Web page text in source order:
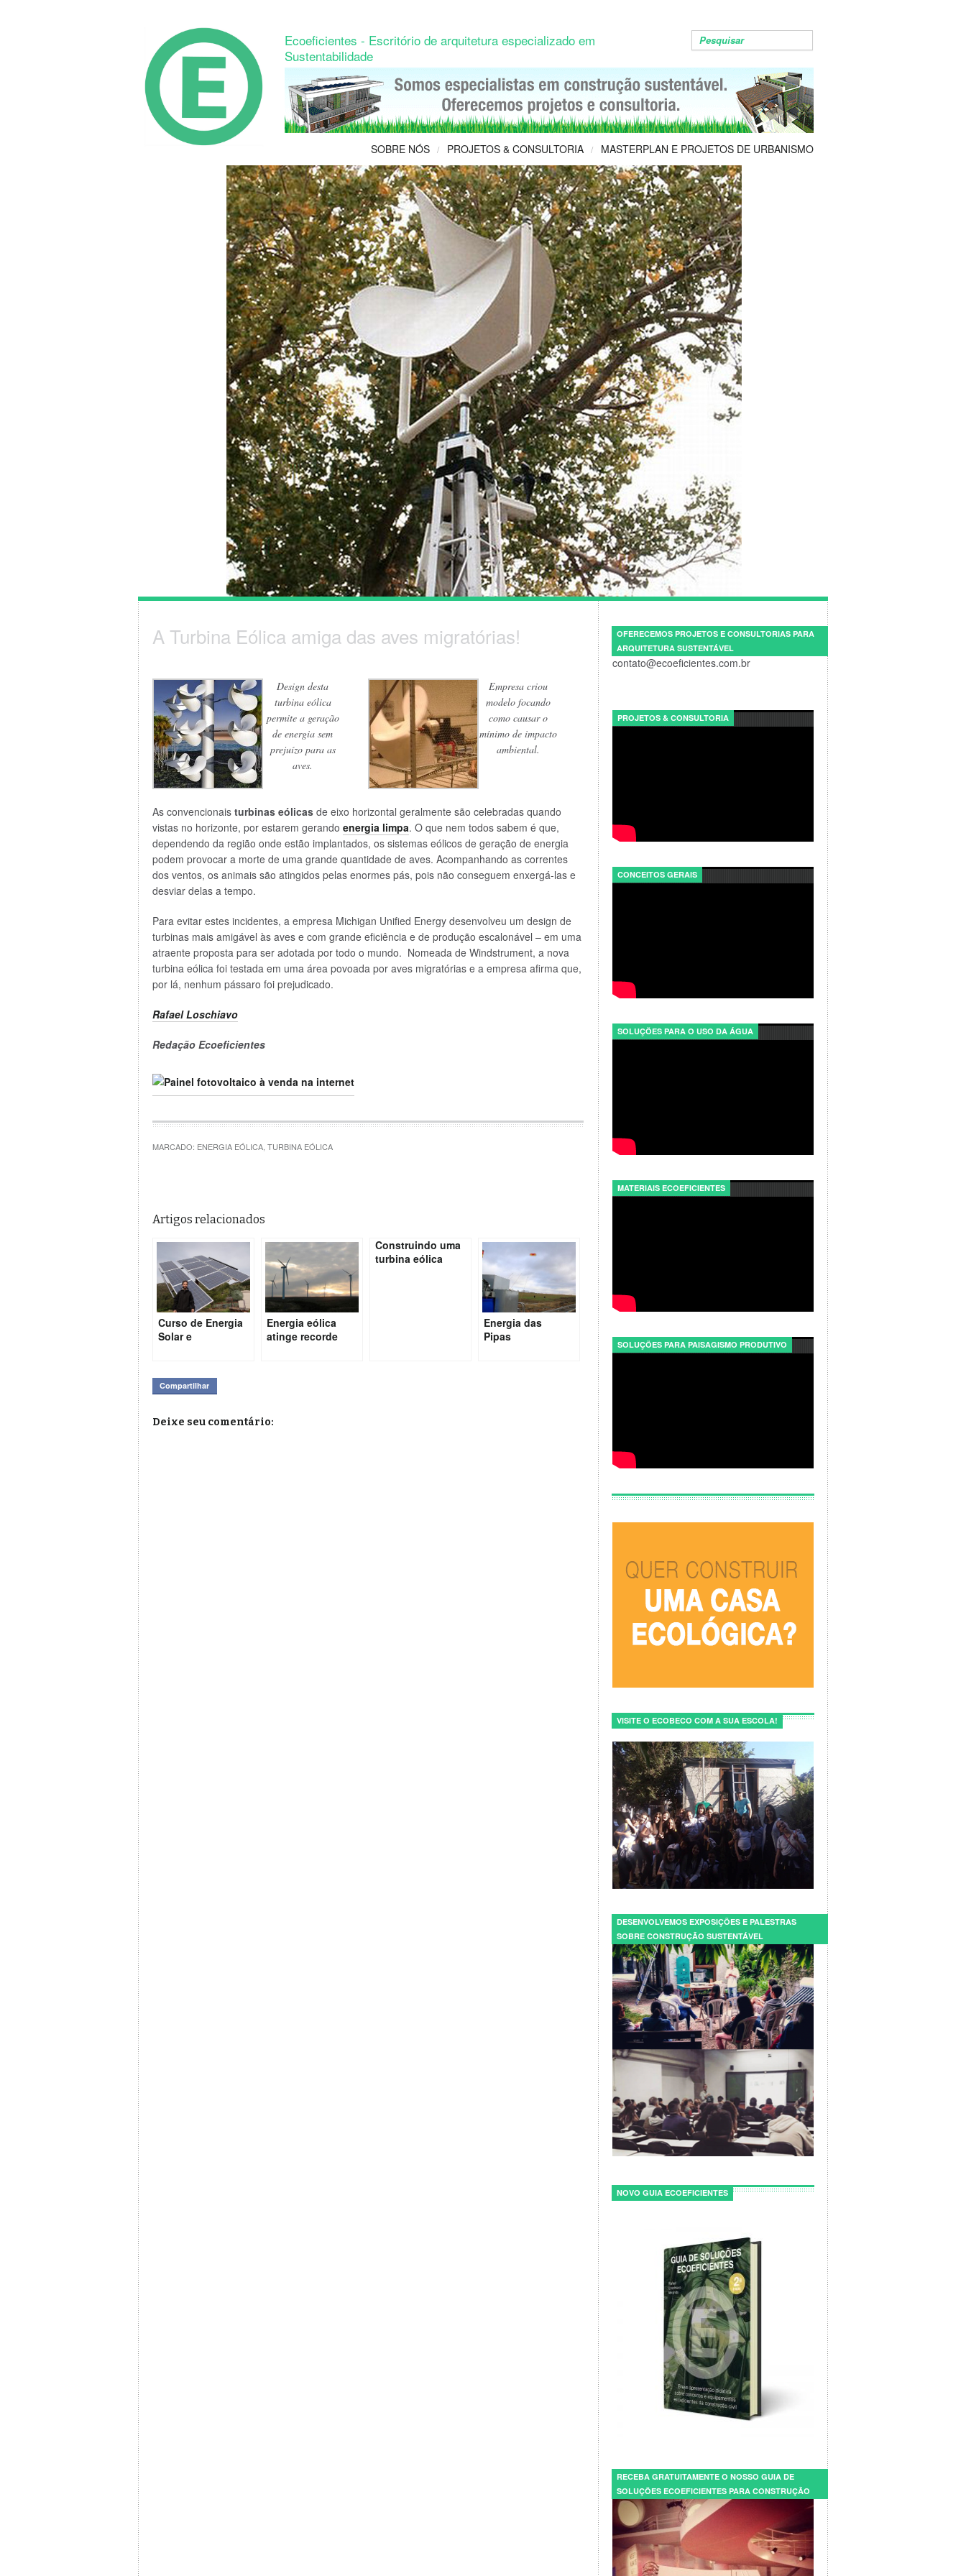
Ecoeficientes - Escritório de arquitetura especializado em
Sustentabilidade
SOBRE NÓS / PROJETOS & CONSULTORIA / MASTERPLAN E PROJETOS DE URBANISMO
A Turbina Eólica amiga das aves migratórias!
Design desta
turbina eólica
permite a geração
de energia sem
prejuízo para as
aves.
Empresa criou
modelo focando
como causar o
mínimo de impacto
ambiental.
As convencionais turbinas eólicas de eixo horizontal geralmente são celebradas quando
vistas no horizonte, por estarem gerando energia limpa. O que nem todos sabem é que,
dependendo da região onde estão implantados, os sistemas eólicos de geração de energia
podem provocar a morte de uma grande quantidade de aves. Acompanhando as correntes
dos ventos, os animais são atingidos pelas enormes pás, pois não conseguem enxergá-las e
desviar delas a tempo.
Para evitar estes incidentes, a empresa Michigan Unified Energy desenvolveu um design de
turbinas mais amigável às aves e com grande eficiência e de produção escalonável – em uma
atraente proposta para ser adotada por todo o mundo. Nomeada de Windstrument, a nova
turbina eólica foi testada em uma área povoada por aves migratórias e a empresa afirma que,
por lá, nenhum pássaro foi prejudicado.
Rafael Loschiavo
Redação Ecoeficientes
MARCADO: ENERGIA EÓLICA TURBINA EÓLICA
Artigos relacionados
Curso de Energia
Solar e
Pindorama
Energia eólica
atinge recorde
Construindo uma
turbina eólica
Energia das
Pipas
Compartilhar
Deixe seu comentário:
OFERECEMOS PROJETOS E CONSULTORIAS PARA
ARQUITETURA SUSTENTÁVEL
contato@ecoeficientes.com.br
PROJETOS & CONSULTORIA
CONCEITOS GERAIS
SOLUÇÕES PARA O USO DA ÁGUA
MATERIAIS ECOEFICIENTES
SOLUÇÕES PARA PAISAGISMO PRODUTIVO
VISITE O ECOBECO COM A SUA ESCOLA!
DESENVOLVEMOS EXPOSIÇÕES E PALESTRAS
SOBRE CONSTRUÇÃO SUSTENTÁVEL
NOVO GUIA ECOEFICIENTES
RECEBA GRATUITAMENTE O NOSSO GUIA DE
SOLUÇÕES ECOEFICIENTES PARA CONSTRUÇÃO